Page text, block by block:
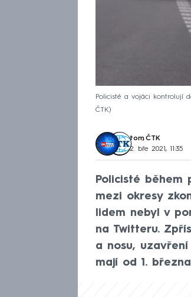
Policisté a vojáci kontrolují
ČTK
tom, ČTK
2. bře 2021, 11:35
Policisté během
mezi okresy
lidem nebyl v
na Twitteru.
a nosu,
mají od 1.